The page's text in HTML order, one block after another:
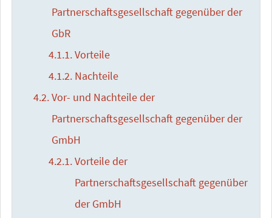
Partnerschaftsgesellschaft gegenüber der
GbR
Vorteile
Nachteile
Vor- und Nachteile der
Partnerschaftsgesellschaft gegenüber der
GmbH
Vorteile der
Partnerschaftsgesellschaft gegenüber
der GmbH